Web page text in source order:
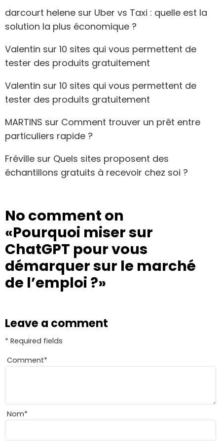
darcourt helene sur Uber vs Taxi : quelle est la
solution la plus économique ?
Valentin sur 10 sites qui vous permettent de
tester des produits gratuitement
Valentin sur 10 sites qui vous permettent de
tester des produits gratuitement
MARTINS sur Comment trouver un prêt entre
particuliers rapide ?
Fréville sur Quels sites proposent des
échantillons gratuits à recevoir chez soi ?
No comment on
«Pourquoi miser sur
ChatGPT pour vous
démarquer sur le marché
de l’emploi ?»
Leave a comment
* Required fields
Comment*
Nom*